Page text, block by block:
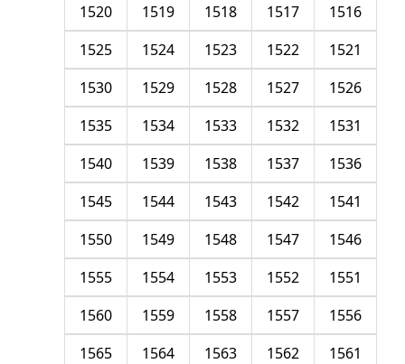
1516
1517
1518
1519
1520
1521
1522
1523
1524
1525
1526
1527
1528
1529
1530
1531
1532
1533
1534
1535
1536
1537
1538
1539
1540
1541
1542
1543
1544
1545
1546
1547
1548
1549
1550
1551
1552
1553
1554
1555
1556
1557
1558
1559
1560
1561
1562
1563
1564
1565